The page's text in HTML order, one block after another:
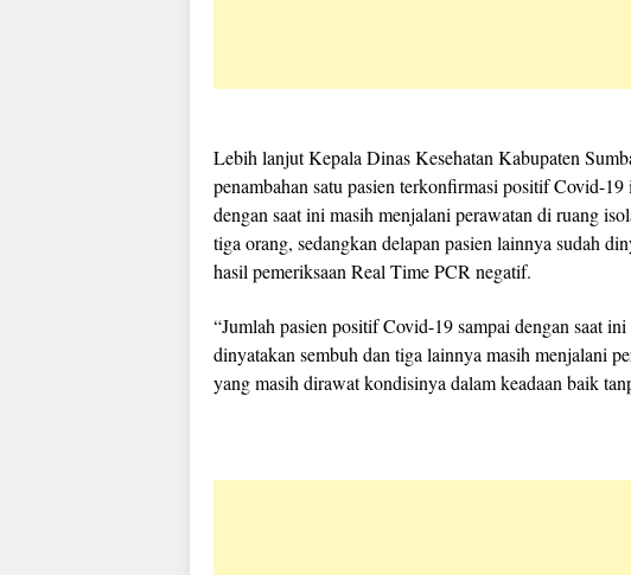
Lebih lanjut Kepala Dinas Kesehatan Kabupaten
penambahan satu pasien terkonfirmasi positif Covid-
dengan saat ini masih menjalani perawatan di ruang
tiga orang, sedangkan delapan pasien lainnya sudah
hasil pemeriksaan Real Time PCR negatif.
“Jumlah pasien positif Covid-19 sampai dengan saat
dinyatakan sembuh dan tiga lainnya masih menjalani
yang masih dirawat kondisinya dalam keadaan baik